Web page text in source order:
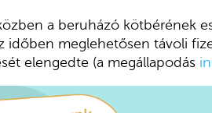
a beruházó kötbérének
időben meglehetősen távoli
elengedte (a megállapodás